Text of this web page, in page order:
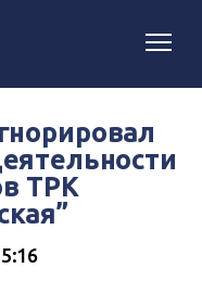
ТРК